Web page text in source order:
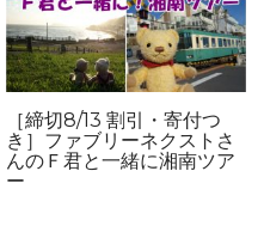
［締切8/13 割引・寄付つ
き］ファブリーネクストさ
んのＦ君と一緒に湘南ツア
ー